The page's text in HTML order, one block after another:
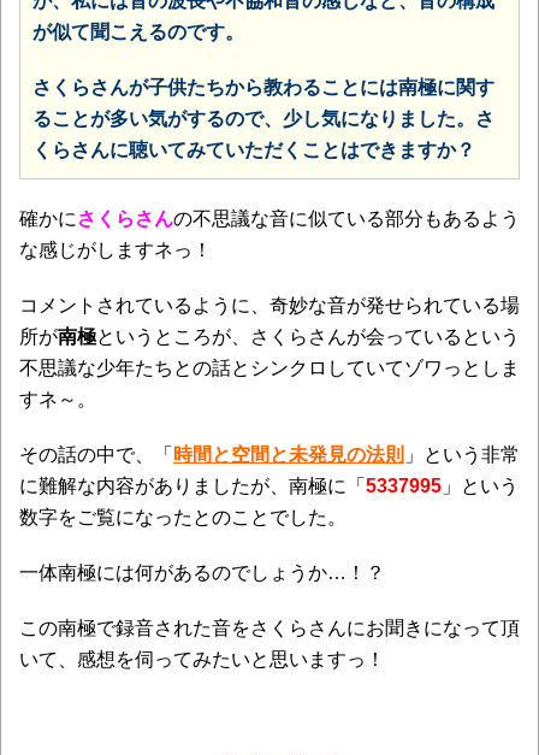
が似て聞こえるのです。
さくらさんが子供たちから教わることには南極に関す
ることが多い気がするので、少し気になりました。さ
くらさんに聴いてみていただくことはできますか？
確かにさくらさんの不思議な音に似ている部分もあるよう
な感じがしますネっ！
コメントされているように、奇妙な音が発せられている場
所が南極というところが、さくらさんが会っているという
不思議な少年たちとの話とシンクロしていてゾワっとしま
すネ～。
その話の中で、「 時間と空間と未発見の法則 」という非常
に難解な内容がありましたが、南極に「 5337995 」という
数字をご覧になったとのことでした。
一体南極には何があるのでしょうか…！？
この南極で録音された音をさくらさんにお聞きになって頂
いて、感想を伺ってみたいと思いますっ！